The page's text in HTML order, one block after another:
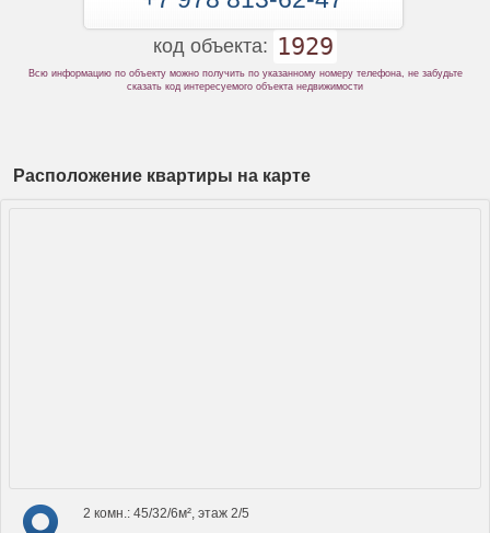
код объекта: 1929
Всю информацию по объекту можно получить по указанному номеру телефона, не забудьте
сказать код интересуемого объекта недвижимости
Расположение квартиры на карте
2 комн.: 45/32/6м², этаж 2/5